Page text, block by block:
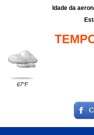
Idade da
67°F